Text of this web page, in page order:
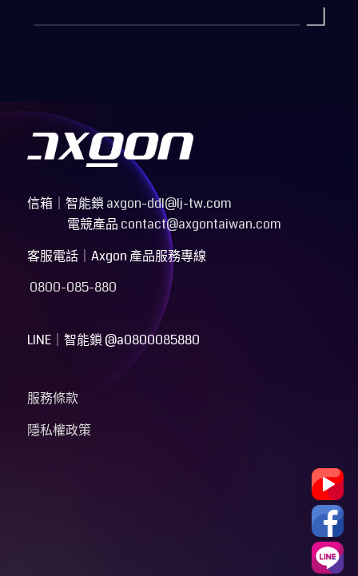
信箱 智能鎖 axgon-ddl@lj-tw.com
電競產品 contact@axgontaiwan.com
客服電話｜Axgon 產品服務專線
0800-085-880
LINE｜ 智能鎖 @a0800085880
服務條款
隱私權政策